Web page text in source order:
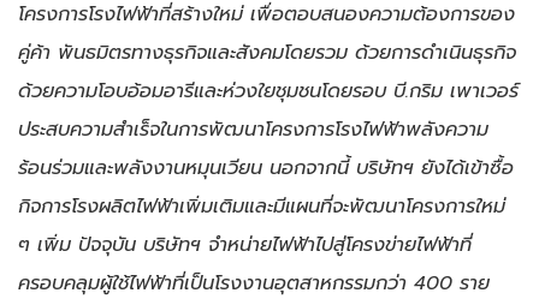
โครงการโรงไฟฟ้าที่สร้างใหม่ เพื่อตอบสนองความต้องการของ
คู่ค้า พันธมิตรทางธุรกิจและสังคมโดยรวม ด้วยการดำเนินธุรกิจ
ด้วยความโอบอ้อมอารีและห่วงใยชุมชนโดยรอบ บี.กริม เพาเวอร์
ประสบความสำเร็จในการพัฒนาโครงการโรงไฟฟ้าพลังความ
ร้อนร่วมและพลังงานหมุนเวียน นอกจากนี้ บริษัทฯ ยังได้เข้าซื้อ
กิจการโรงผลิตไฟฟ้าเพิ่มเติมและมีแผนที่จะพัฒนาโครงการใหม่
ๆ เพิ่ม ปัจจุบัน บริษัทฯ จำหน่ายไฟฟ้าไปสู่โครงข่ายไฟฟ้าที่
ครอบคลุมผู้ใช้ไฟฟ้าที่เป็นโรงงานอุตสาหกรรมกว่า 400 ราย